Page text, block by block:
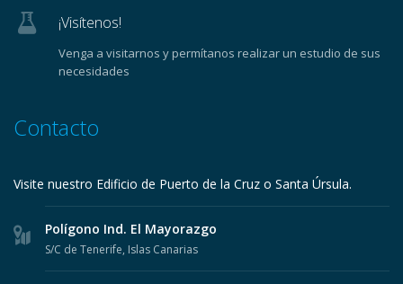
¡Visítenos!
Venga a visitarnos y permítanos realizar un estudio de sus
necesidades
Contacto
Visite nuestro Edificio de Puerto de la Cruz o Santa Úrsula.
Polígono Ind. El Mayorazgo
S/C de Tenerife, Islas Canarias